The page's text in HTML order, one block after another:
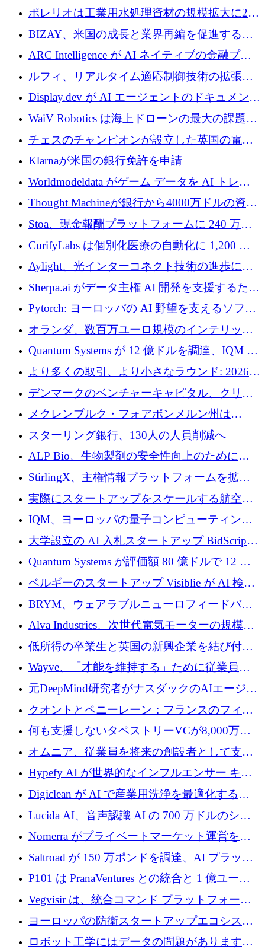
1,000 万人のユーザーに到達し、Whering が
700 万ドルを獲得
ポレリオは工業用水処理資材の規模拡大に240
万ユーロを確保
BIZAY、米国の成長と業界再編を促進するた
めに5,500万ドルを確保
ARC Intelligence が AI ネイティブの金融プラ
ットフォームを拡大するために 400 万ユーロ
ルフィ、リアルタイム適応制御技術の拡張に
810万ポンドを確保
Display.dev が AI エージェントのドキュメント
コラボレーションを強化するために 47 万ユー
WaiV Robotics は海上ドローンの最大の課題の
1 つをどのように解決しているか
チェスのチャンピオンが設立した英国の電池
材料スタートアップ TaiSan が 465 万ポンドを
Klarnaが米国の銀行免許を申請
Worldmodeldata がゲーム データを AI トレー
ニングに変えるために 700 万ポンドを獲得
Thought Machineが銀行から4000万ドルの資金
調達、年間収益1億ドルを突破
Stoa、現金報酬プラットフォームに 240 万ド
ルを確保
CurifyLabs は個別化医療の自動化に 1,200 万
ユーロを寄付
Aylight、光インターコネクト技術の進歩に向
けて450万ユーロのプレシードラウンドを終了
Sherpa.ai がデータ主権 AI 開発を支援するため
に 1,800 万ドルを調達
Pytorch: ヨーロッパの AI 野望を支えるソフト
ウェア層
オランダ、数百万ユーロ規模のインテリック
との提携で軍用ドローンにソフトウェアファ
ースト戦略を採用
Quantum Systems が 12 億ドルを調達、IQM が
米国の主要取引所で初の欧州量子企業とな
る、6 月に欧州のスタートアップ資金調達
より多くの取引、より小さなラウンド: 2026
年 6 月に欧州のスタートアップ資金調達
デンマークのベンチャーキャピタル、クリメ
ンタム・キャピタルが気候変動対策ハードウ
ェア投資として初回クローズで6,000万ユーロ
を確保
メクレンブルク・フォアポンメルン州は
Nextcloud を州全体に展開し、オープンソース
戦略を拡大
スターリング銀行、130人の人員削減へ
ALP Bio、生物製剤の安全性向上のために
Venture Kick から 16 万 1,000 ユーロを調達
StirlingX、主権情報プラットフォームを拡張
するためにシリーズ A で 2,000 万ドルを確保
実際にスタートアップをスケールする航空イ
ノベーション モデルを学ぶ
IQM、ヨーロッパの量子コンピューティング
企業として初めて米国の主要取引所に上場
大学設立の AI 入札スタートアップ BidScript
がプレシード資金総額 100 万ドルを突破
Quantum Systems が評価額 80 億ドルで 12 億
ドルを調達
ベルギーのスタートアップ Visiblie が AI 検索
の可視化のために 50 万ユーロを調達
BRYM、ウェアラブルニューロフィードバッ
クプラットフォームの開発に65万ユーロを確
Alva Industries、次世代電気モーターの規模拡
大に 1,600 万ユーロを調達
低所得の卒業生と英国の新興企業を結び付け
るためにCommon Pathを開始
Wayve、「才能を維持する」ために従業員に
8,500万ドルの株式公開買い付けを実施
元DeepMind研究者がナスダックのAIエージェ
ントを拡張するためにCreandumの資金調達で
記録を獲得
クオントとペニーレーン：フランスのフィン
テックの友人と敵
何も支援しないタペストリーVCが8,000万ド
ルの資金を調達、ロンドン事務所を開設
オムニア、従業員を将来の創設者として支援
するために Firedrop でファンドを立ち上げる
Hypefy AI が世界的なインフルエンサー キャ
ンペーンを自動化するためにシリーズ A で
720 万ドルを調達
Digiclean が AI で産業用洗浄を最適化するた
めに 250 万ユーロを調達
Lucida AI、音声認識 AI の 700 万ドルのシー
ドラウンドを終了
Nomerra がプライベートマーケット運営を自
動化するために 200 万ドルを調達
Saltroad が 150 万ポンドを調達、AI プラット
フォーム Ogma を買収して子ども向け言語療
法を拡大
P101 は PranaVentures との統合と 1 億ユーロ
のファンドによりシード投資に拡大
Vegvisir は、統合コマンド プラットフォーム
を通じて関連する無人システムを接続するた
めの資金を調達します
ヨーロッパの防衛スタートアップエコシステ
ムとなったハッカソン
ロボット工学にはデータの問題があります。